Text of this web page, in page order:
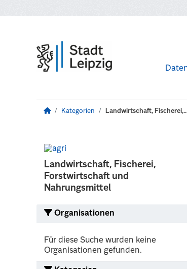
Kategorien Landwirtschaft,
Landwirtschaft, Fischerei,
Forstwirtschaft und
Nahrungsmittel
Organisationen
Für diese Suche wurden keine
Organisationen gefunden.